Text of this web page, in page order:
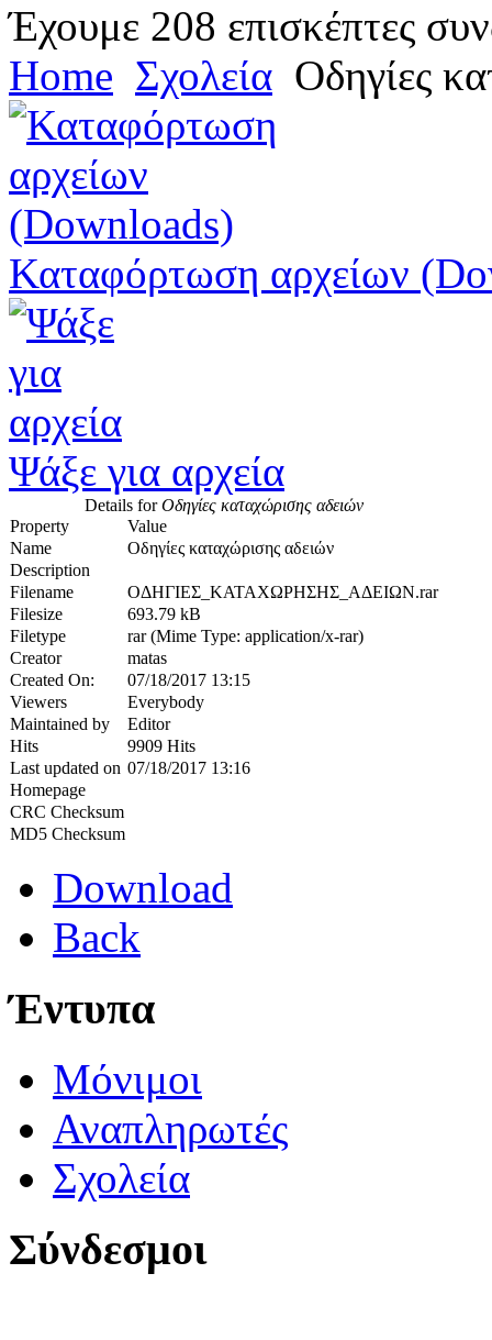
Έχουμε 208 επισκέπτες
Home Σχολεία Οδηγίες
Καταφόρτωση αρχείων
Ψάξε για αρχεία
Details forΟδηγίες καταχώρισης αδειών
Property
Value
Name
Οδηγίες καταχώρισης αδειών
Description
Filename
ΟΔΗΓΙΕΣ_ΚΑΤΑΧΩΡΗΣΗΣ_ΑΔΕΙΩΝ.rar
Filesize
693.79 kB
Filetype
rar (Mime Type: application/x-rar)
Creator
matas
Created On:
07/18/2017 13:15
Viewers
Everybody
Maintained by
Editor
Hits
9909 Hits
Last updated on 07/18/2017 13:16
Homepage
CRC Checksum
MD5 Checksum
Download
Back
Έντυπα
Μόνιμοι
Αναπληρωτές
Σχολεία
Σύνδεσμοι